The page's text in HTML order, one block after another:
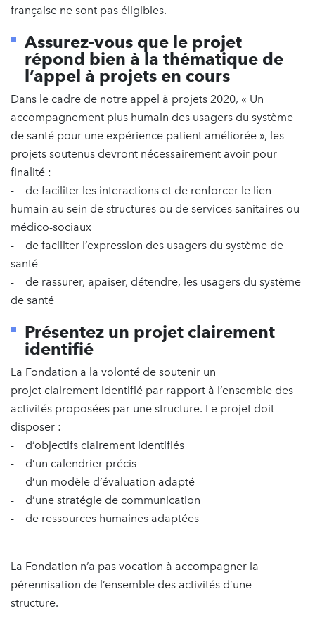
française ne sont pas éligibles.
Assurez-vous que le projet
répond bien à la thématique de
l’appel à projets en cours
Dans le cadre de notre appel à projets 2020, « Un
accompagnement plus humain des usagers du système
de santé pour une expérience patient améliorée », les
projets soutenus devront nécessairement avoir pour
finalité :
- de faciliter les interactions et de renforcer le lien
humain au sein de structures ou de services sanitaires ou
médico-sociaux
- de faciliter l’expression des usagers du système de
santé
- de rassurer, apaiser, détendre, les usagers du système
de santé
Présentez un projet clairement
identifié
La Fondation a la volonté de soutenir un
projet clairement identifié par rapport à l’ensemble des
activités proposées par une structure. Le projet doit
disposer :
- d’objectifs clairement identifiés
- d’un calendrier précis
- d’un modèle d’évaluation adapté
- d’une stratégie de communication
- de ressources humaines adaptées
La Fondation n’a pas vocation à accompagner la
pérennisation de l’ensemble des activités d’une
structure.